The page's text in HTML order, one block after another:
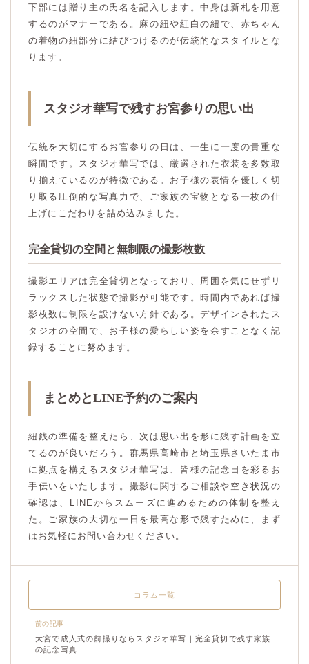
下部には贈り主の氏名を記入します。中身は新札を用意
するのがマナーである。麻の紐や紅白の紐で、赤ちゃん
の着物の紐部分に結びつけるのが伝統的なスタイルとな
ります。
スタジオ華写で残すお宮参りの思い出
伝統を大切にするお宮参りの日は、一生に一度の貴重な
瞬間です。スタジオ華写では、厳選された衣装を多数取
り揃えているのが特徴である。お子様の表情を優しく切
り取る圧倒的な写真力で、ご家族の宝物となる一枚の仕
上げにこだわりを詰め込みました。
完全貸切の空間と無制限の撮影枚数
撮影エリアは完全貸切となっており、周囲を気にせずリ
ラックスした状態で撮影が可能です。時間内であれば撮
影枚数に制限を設けない方針である。デザインされたス
タジオの空間で、お子様の愛らしい姿を余すことなく記
録することに努めます。
まとめとLINE予約のご案内
紐銭の準備を整えたら、次は思い出を形に残す計画を立
てるのが良いだろう。群馬県高崎市と埼玉県さいたま市
に拠点を構えるスタジオ華写は、皆様の記念日を彩るお
手伝いをいたします。撮影に関するご相談や空き状況の
確認は、LINEからスムーズに進めるための体制を整え
た。ご家族の大切な一日を最高な形で残すために、まず
はお気軽にお問い合わせください。
前の記事
大宮で成人式の前撮りならスタジオ華写｜完全貸切で残す家族
の記念写真
コラム一覧